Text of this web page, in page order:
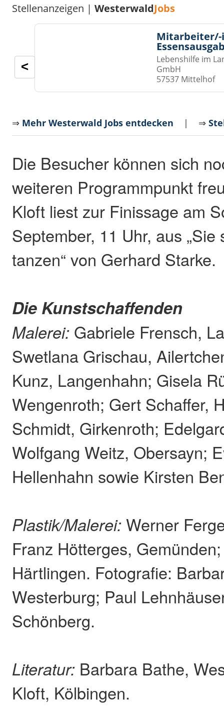
Stellenanzeigen |WesterwaldJobs
Lebenshilfe im
GmbH
57537 Mittelhof
<
⇒ Mehr Westerwald Jobs entdecken | ⇒
Die Besucher können sich
weiteren Programmpunkt
Kloft liest zur Finissage am
September, 11 Uhr, aus
tanzen“ von Gerhard Starke.
Die Kunstschaffenden
Malerei: Gabriele Frensch,
Swetlana Grischau,
Kunz, Langenhahn; Gisela
Wengenroth; Gert Schaffer,
Schmidt, Girkenroth;
Wolfgang Weitz, Obersayn;
Hellenhahn sowie Kirsten
Plastik/Malerei:Werner
Franz Hötterges,
Härtlingen. Fotografie:
Westerburg; Paul
Schönberg.
Literatur: Barbara Bathe,
Kloft, Kölbingen.